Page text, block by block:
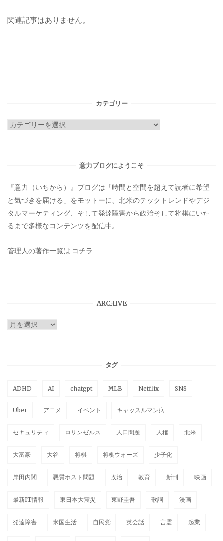
関連記事はありません。
カテゴリー
カ
意力ブログにようこそ
『意力（いちから）』ブログは「時間と空間を超えて読者に希望
と気づきを届ける」をモットーに、北米のテックトレンドやデジ
タルマーケティング、そして発達障害から政治そして将棋にいた
るまで多様なコンテンツを配信中。
管理人の著作一覧は コチラ
ARCHIVE
ARCHIVE
タグ
ADHD AI chatgpt MLB Netflix SNS
Uber アニメ イベント キャッスルマン病
セキュリティ ロサンゼルス 人口問題 人権 北米
大富豪 大谷 将棋 将棋ウォーズ 少子化
岸田内閣 悪質ホスト問題 政治 教育 新刊 映画
最新IT情報 東日本大震災 東野圭吾 歌詞 漫画
発達障害 米国生活 自民党 英会話 言霊 起業